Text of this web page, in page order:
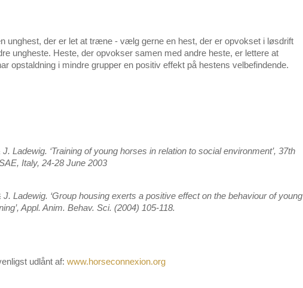
unghest, der er let at træne - vælg gerne en hest, der er opvokset i løsdrift
ungheste. Heste, der opvokser samen med andre heste, er lettere at
opstaldning i mindre grupper en positiv effekt på hestens velbefindende.
Ladewig. ‘Training of young horses in relation to social environment’, 37th
Italy, 24-28 June 2003
Ladewig. ‘Group housing exerts a positive effect on the behaviour of young
Appl. Anim. Behav. Sci. (2004) 105-118.
udlånt af: www.horseconnexion.org